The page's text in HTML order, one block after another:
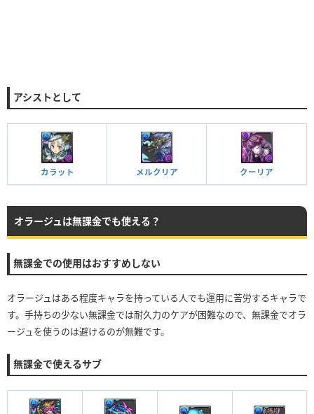
アシストとして
カラット メルクリア クーリア
オラージュは無課金でも使える？
無課金での使用はおすすめしない
オラージュはある程度キャラを持っている人でも運用に苦労するキャラで
す。手持ちの少ない無課金では耐久力のケアが困難なので、無課金でオラ
ージュを使うのは避けるのが無難です。
無課金で使えるサブ